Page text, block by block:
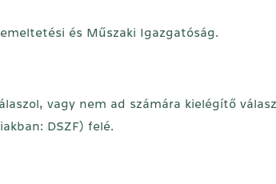
és Műszaki Igazgatóság.
vagy nem ad számára kielégítő
DSZF) felé.